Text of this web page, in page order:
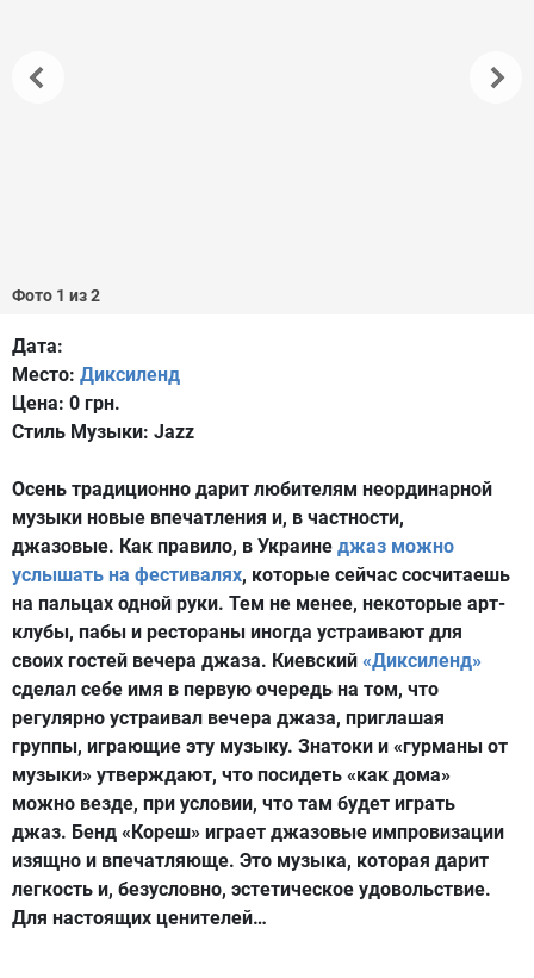
Фото 1 из 2
Дата:
Место: Диксиленд
Цена: 0 грн.
Стиль Музыки: Jazz
Осень традиционно дарит любителям неординарной
музыки новые впечатления и, в частности,
джазовые. Как правило, в Украине джаз можно
услышать на фестивалях, которые сейчас сосчитаешь
на пальцах одной руки. Тем не менее, некоторые арт-
клубы, пабы и рестораны иногда устраивают для
своих гостей вечера джаза. Киевский «Диксиленд»
сделал себе имя в первую очередь на том, что
регулярно устраивал вечера джаза, приглашая
группы, играющие эту музыку. Знатоки и «гурманы от
музыки» утверждают, что посидеть «как дома»
можно везде, при условии, что там будет играть
джаз. Бенд «Кореш» играет джазовые импровизации
изящно и впечатляюще. Это музыка, которая дарит
легкость и, безусловно, эстетическое удовольствие.
Для настоящих ценителей…